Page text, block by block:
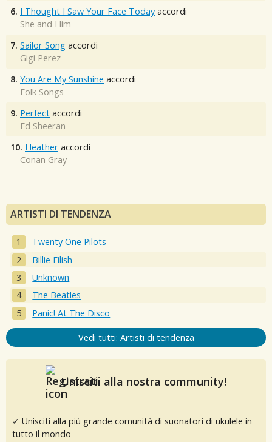
6. I Thought I Saw Your Face Today accordi
She and Him
7. Sailor Song accordi
Gigi Perez
8. You Are My Sunshine accordi
Folk Songs
9. Perfect accordi
Ed Sheeran
10. Heather accordi
Conan Gray
ARTISTI DI TENDENZA
Twenty One Pilots
Billie Eilish
Unknown
The Beatles
Panic! At The Disco
Vedi tutti: Artisti di tendenza
Unisciti alla nostra community!
✓ Unisciti alla più grande comunità di suonatori di ukulele in
tutto il mondo